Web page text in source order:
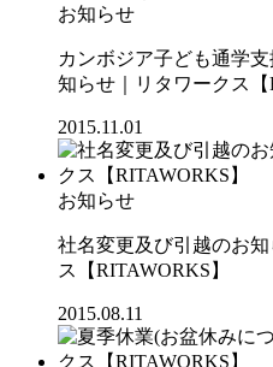
お知らせ
カンボジア子ども通学
知らせ｜リタワークス【
2015.11.01
お知らせ
社名変更及び引越のお
ス【RITAWORKS】
2015.08.11